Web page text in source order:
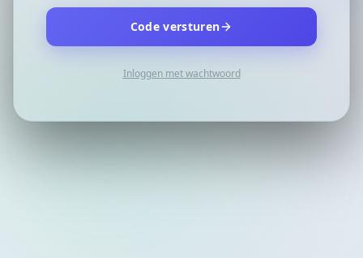
Code versturen
Inloggen met wachtwoord